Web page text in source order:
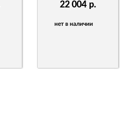
22 004 р.
нет в наличии